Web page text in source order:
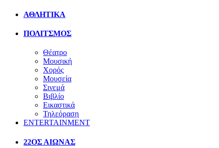
ΑΘΛΗΤΙΚΑ
ΠΟΛΙΤΣΜΟΣ
Θέατρο
Μουσική
Χορός
Μουσεία
Σινεμά
Βιβλίο
Εικαστικά
Τηλεόραση
ENTERTAINMENT
22ΟΣ ΑΙΩΝΑΣ